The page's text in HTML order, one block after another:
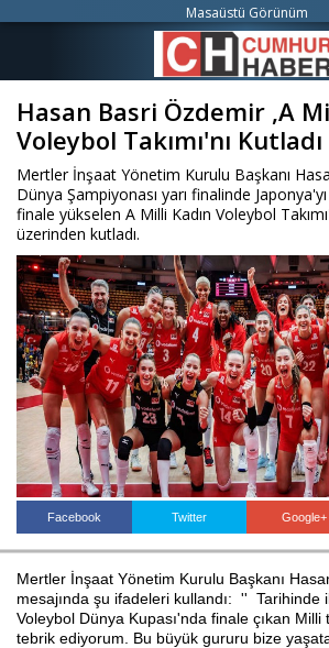
Hasan Basri Özdemir ,A
Voleybol Takımı'nı Kutladı
Mertler İnşaat Yönetim Kurulu Başkanı
Dünya Şampiyonası yarı finalinde
finale yükselen A Milli Kadın Voleybol
üzerinden kutladı.
Facebook Twitter Google+
Mertler İnşaat Yönetim Kurulu Başkanı
mesajında şu ifadeleri kullandı: '' Tarihinde
Voleybol Dünya Kupası'nda finale çıkan Milli
tebrik ediyorum. Bu büyük gururu bize
Masaüstü Görünüm